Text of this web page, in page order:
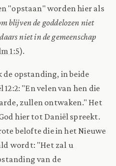
"opstaan" worden hier als
blijven de goddelozen niet
niet in de gemeenschap
1:5).
opstanding, in beide
"En velen van hen die
zullen ontwaken." Het
hier tot Daniël spreekt.
belofte die in het Nieuwe
wordt: "Het zal u
van de